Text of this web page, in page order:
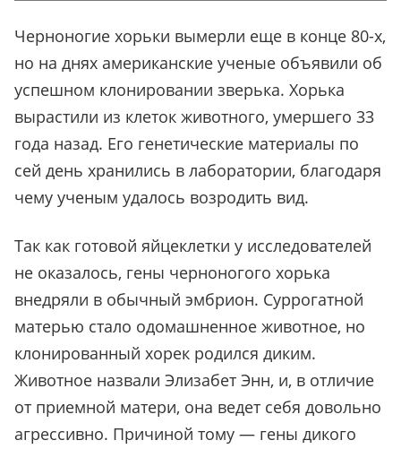
Черноногие хорьки вымерли еще в конце 80-х,
но на днях американские ученые объявили об
успешном клонировании зверька. Хорька
вырастили из клеток животного, умершего 33
года назад. Его генетические материалы по
сей день хранились в лаборатории, благодаря
чему ученым удалось возродить вид.
Так как готовой яйцеклетки у исследователей
не оказалось, гены черноногого хорька
внедряли в обычный эмбрион. Суррогатной
матерью стало одомашненное животное, но
клонированный хорек родился диким.
Животное назвали Элизабет Энн, и, в отличие
от приемной матери, она ведет себя довольно
агрессивно. Причиной тому — гены дикого